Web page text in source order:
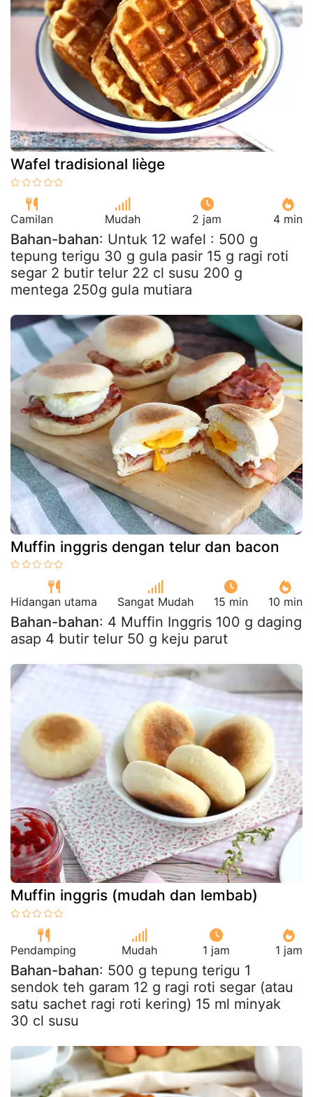
Wafel tradisional liège
Camilan Mudah 2 jam 4 min
Bahan-bahan: Untuk 12 wafel : 500 g
tepung terigu 30 g gula pasir 15 g ragi roti
segar 2 butir telur 22 cl susu 200 g
mentega 250g gula mutiara
Muffin inggris dengan telur dan bacon
Hidangan utama Sangat Mudah 15 min 10 min
Bahan-bahan: 4 Muffin Inggris 100 g daging
asap 4 butir telur 50 g keju parut
Muffin inggris (mudah dan lembab)
Pendamping Mudah 1 jam 1 jam
Bahan-bahan: 500 g tepung terigu 1
sendok teh garam 12 g ragi roti segar (atau
satu sachet ragi roti kering) 15 ml minyak
30 cl susu